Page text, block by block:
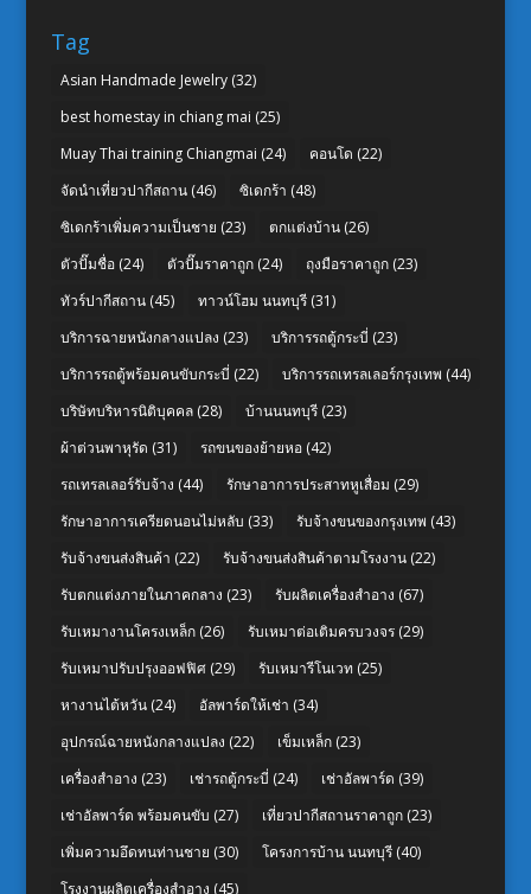
Tag
Asian Handmade Jewelry(32)
best homestay in chiang mai (25)
Muay Thai training Chiangmai (24) คอนโด (22)
จัดนำเที่ยวปากีสถาน(46) ซิเดกร้า (48)
ซิเดกร้าเพิ่มความเป็นชาย (23) ตกแต่งบ้าน(26)
ตัวปั๊มชื่อ(24) ตัวปั๊มราคาถูก(24) ถุงมือราคาถูก(23)
ทัวร์ปากีสถาน(45) ทาวน์โฮม นนทบุรี(31)
บริการฉายหนังกลางแปลง (23) บริการรถตู้กระบี่ (23)
บริการรถตู้พร้อมคนขับกระบี่ (22) บริการรถเทรลเลอร์กรุงเทพ (44)
บริษัทบริหารนิติบุคคล(28) บ้านนนทบุรี(23)
ผ้าต่วนพาหุรัด (31) รถขนของย้ายหอ(42)
รถเทรลเลอร์รับจ้าง (44) รักษาอาการประสาทหูเสื่อม (29)
รักษาอาการเครียดนอนไม่หลับ (33) รับจ้างขนของกรุงเทพ (43)
รับจ้างขนส่งสินค้า (22) รับจ้างขนส่งสินค้าตามโรงงาน(22)
รับตกแต่งภายในภาคกลาง (23) รับผลิตเครื่องสำอาง (67)
รับเหมางานโครงเหล็ก(26) รับเหมาต่อเติมครบวงจร(29)
รับเหมาปรับปรุงออฟฟิศ(29) รับเหมารีโนเวท (25)
หางานไต้หวัน(24) อัลพาร์ดให้เช่า (34)
อุปกรณ์ฉายหนังกลางแปลง (22) เข็มเหล็ก(23)
เครื่องสำอาง (23) เช่ารถตู้กระบี่ (24) เช่าอัลพาร์ด (39)
เช่าอัลพาร์ด พร้อมคนขับ (27) เที่ยวปากีสถานราคาถูก(23)
เพิ่มความอึดทนท่านชาย (30) โครงการบ้าน นนทบุรี(40)
โรงงานผลิตเครื่องสำอาง (45)